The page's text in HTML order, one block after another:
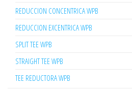
REDUCCION CONCENTRICA WPB
REDUCCION EXCENTRICA WPB
SPLIT TEE WPB
STRAIGHT TEE WPB
TEE REDUCTORA WPB